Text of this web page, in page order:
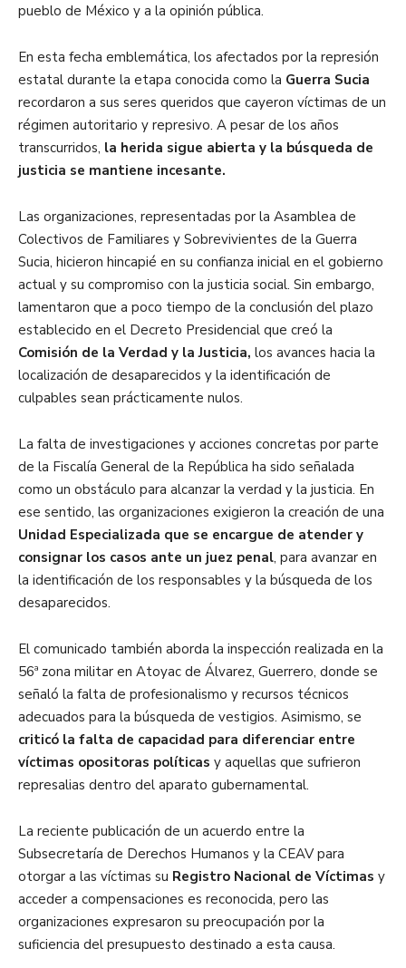
pueblo de México y a la opinión pública.
En esta fecha emblemática, los afectados por la represión
estatal durante la etapa conocida como la Guerra Sucia
recordaron a sus seres queridos que cayeron víctimas de un
régimen autoritario y represivo. A pesar de los años
transcurridos, la herida sigue abierta y la búsqueda de
justicia se mantiene incesante.
Las organizaciones, representadas por la Asamblea de
Colectivos de Familiares y Sobrevivientes de la Guerra
Sucia, hicieron hincapié en su confianza inicial en el gobierno
actual y su compromiso con la justicia social. Sin embargo,
lamentaron que a poco tiempo de la conclusión del plazo
establecido en el Decreto Presidencial que creó la
Comisión de la Verdad y la Justicia, los avances hacia la
localización de desaparecidos y la identificación de
culpables sean prácticamente nulos.
La falta de investigaciones y acciones concretas por parte
de la Fiscalía General de la República ha sido señalada
como un obstáculo para alcanzar la verdad y la justicia. En
ese sentido, las organizaciones exigieron la creación de una
Unidad Especializada que se encargue de atender y
consignar los casos ante un juez penal, para avanzar en
la identificación de los responsables y la búsqueda de los
desaparecidos.
El comunicado también aborda la inspección realizada en la
56ª zona militar en Atoyac de Álvarez, Guerrero, donde se
señaló la falta de profesionalismo y recursos técnicos
adecuados para la búsqueda de vestigios. Asimismo, se
criticó la falta de capacidad para diferenciar entre
víctimas opositoras políticas y aquellas que sufrieron
represalias dentro del aparato gubernamental.
La reciente publicación de un acuerdo entre la
Subsecretaría de Derechos Humanos y la CEAV para
otorgar a las víctimas su Registro Nacional de Víctimas y
acceder a compensaciones es reconocida, pero las
organizaciones expresaron su preocupación por la
suficiencia del presupuesto destinado a esta causa.